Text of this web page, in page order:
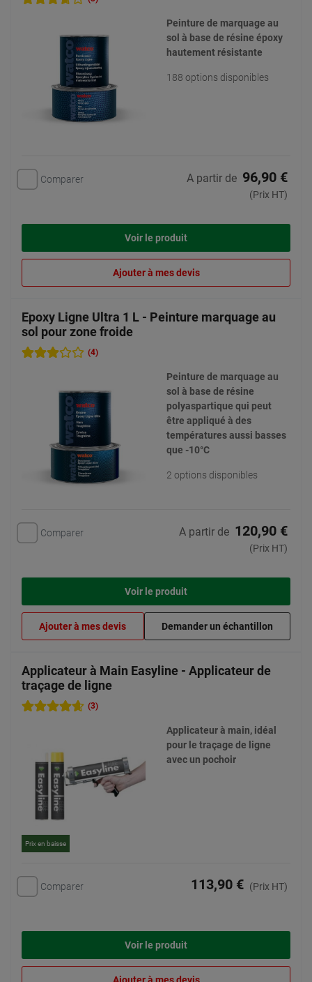
Peinture de marquage au
sol à base de résine époxy
hautement résistante
188 options disponibles
Comparer A partir de 96,90 €
(Prix HT)
Voir le produit
Ajouter à mes devis
Epoxy Ligne Ultra 1 L - Peinture marquage au
sol pour zone froide
(4)
Peinture de marquage au
sol à base de résine
polyaspartique qui peut
être appliqué à des
températures aussi basses
que -10°C
2 options disponibles
Comparer A partir de 120,90 €
(Prix HT)
Voir le produit
Ajouter à mes devis Demander un échantillon
Applicateur à Main Easyline - Applicateur de
traçage de ligne
(3)
Prix en baisse
Applicateur à main, idéal
pour le traçage de ligne
avec un pochoir
Comparer 113,90 € (Prix HT)
Voir le produit